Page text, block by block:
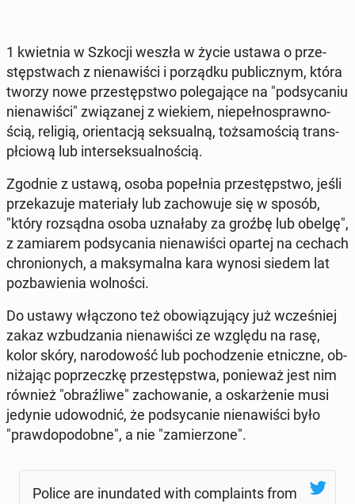
1 kwiet­nia w Szkocji weszła w życie ustawa o prze­
stęp­stwach z nie­na­wi­ści i po­rząd­ku pu­blicz­nym, która
tworzy nowe prze­stęp­stwo po­le­ga­ją­ce na "pod­sy­ca­niu
nie­na­wi­ści" zwią­za­nej z wiekiem, nie­peł­no­spraw­no­
ścią, religią, orien­ta­cją sek­su­al­ną, toż­sa­mo­ścią trans­
pł­cio­wą lub in­ter­sek­su­al­no­ścią.
Zgodnie z ustawą, osoba po­peł­nia prze­stęp­stwo, jeśli
prze­ka­zu­je ma­te­ria­ły lub za­cho­wu­je się w sposób,
"który roz­sąd­na osoba uzna­ła­by za groźbę lub obelgę",
z za­mia­rem pod­sy­ca­nia nie­na­wi­ści opartej na cechach
chro­nio­nych, a mak­sy­mal­na kara wynosi siedem lat
po­zba­wie­nia wol­no­ści.
Do ustawy włą­czo­no też obo­wią­zu­ją­cy już wcze­śniej
zakaz wzbu­dza­nia nie­na­wi­ści ze względu na rasę,
kolor skóry, na­ro­do­wość lub po­cho­dze­nie et­nicz­ne, ob­
ni­ża­jąc po­przecz­kę prze­stęp­stwa, po­nie­waż jest nim
również "ob­raź­li­we" za­cho­wa­nie, a oskar­że­nie musi
jedynie udo­wod­nić, że pod­sy­ca­nie nie­na­wi­ści było
"praw­do­po­dob­ne", a nie "za­mie­rzo­ne".
Police are inun­da­ted with com­pla­ints from